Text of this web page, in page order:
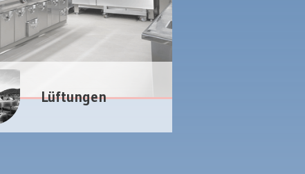
Lüftungen